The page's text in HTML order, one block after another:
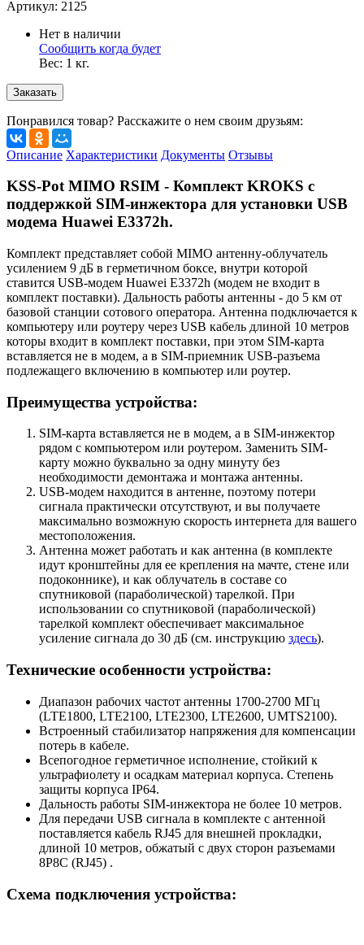
Артикул: 2125
Нет в наличии
Сообщить когда будет
Вес: 1 кг.
Заказать
Понравился товар? Расскажите о нем своим друзьям:
Описание Характеристики Документы Отзывы
KSS-Pot MIMO RSIM - Комплект KROKS с
поддержкой SIM-инжектора для установки USB
модема Huawei E3372h.
Комплект представляет собой MIMO антенну-облучатель
усилением 9 дБ в герметичном боксе, внутри которой
ставится USB-модем Huawei E3372h (модем не входит в
комплект поставки). Дальность работы антенны - до 5 км от
базовой станции сотового оператора. Антенна подключается к
компьютеру или роутеру через USB кабель длиной 10 метров
которы входит в комплект поставки, при этом SIM-карта
вставляется не в модем, а в SIM-приемник USB-разъема
подлежащего включению в компьютер или роутер.
Преимущества устройства:
SIM-карта вставляется не в модем, а в SIM-инжектор
рядом с компьютером или роутером. Заменить SIM-
карту можно буквально за одну минуту без
необходимости демонтажа и монтажа антенны.
USB-модем находится в антенне, поэтому потери
сигнала практически отсутствуют, и вы получаете
максимально возможную скорость интернета для вашего
местоположения.
Антенна может работать и как антенна (в комплекте
идут кронштейны для ее крепления на мачте, стене или
подоконнике), и как облучатель в составе со
спутниковой (параболической) тарелкой. При
использовании со спутниковой (параболической)
тарелкой комплект обеспечивает максимальное
усиление сигнала до 30 дБ (см. инструкцию здесь).
Технические особенности устройства:
Диапазон рабочих частот антенны 1700-2700 МГц
(LTE1800, LTE2100, LTE2300, LTE2600, UMTS2100).
Встроенный стабилизатор напряжения для компенсации
потерь в кабеле.
Всепогодное герметичное исполнение, стойкий к
ультрафиолету и осадкам материал корпуса. Степень
защиты корпуса IP64.
Дальность работы SIM-инжектора не более 10 метров.
Для передачи USB сигнала в комплекте с антенной
поставляется кабель RJ45 для внешней прокладки,
длиной 10 метров, обжатый с двух сторон разъемами
8P8C (RJ45) .
Схема подключения устройства: